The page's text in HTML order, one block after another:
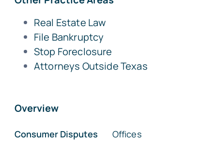
Real Estate Law
File Bankruptcy
Stop Foreclosure
Attorneys Outside Texas
Overview
Consumer Disputes
Offices